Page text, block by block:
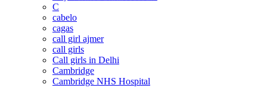
C
cabelo
cagas
call girl ajmer
call girls
Call girls in Delhi
Cambridge
Cambridge NHS Hospital